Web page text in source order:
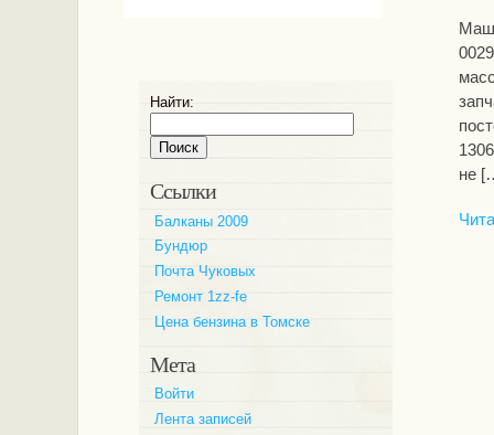
не
Найти:
Ссылки
Балканы 2009
Бундюр
Почта Чуковых
Ремонт 1zz-fe
Цена бензина в Томске
Мета
Войти
Лента записей